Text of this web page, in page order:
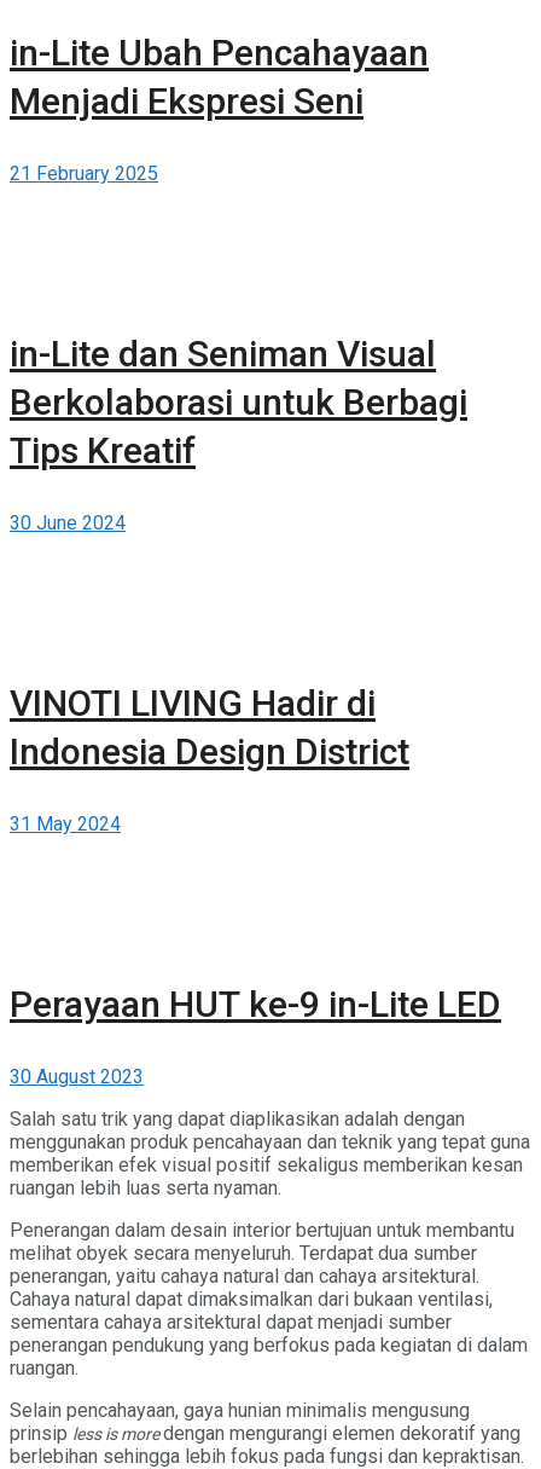
in-Lite Ubah Pencahayaan
Menjadi Ekspresi Seni
21 February 2025
in-Lite dan Seniman Visual
Berkolaborasi untuk Berbagi
Tips Kreatif
30 June 2024
VINOTI LIVING Hadir di
Indonesia Design District
31 May 2024
Perayaan HUT ke-9 in-Lite LED
30 August 2023
Salah satu trik yang dapat diaplikasikan adalah dengan
menggunakan produk pencahayaan dan teknik yang tepat guna
memberikan efek visual positif sekaligus memberikan kesan
ruangan lebih luas serta nyaman.
Penerangan dalam desain interior bertujuan untuk membantu
melihat obyek secara menyeluruh. Terdapat dua sumber
penerangan, yaitu cahaya natural dan cahaya arsitektural.
Cahaya natural dapat dimaksimalkan dari bukaan ventilasi,
sementara cahaya arsitektural dapat menjadi sumber
penerangan pendukung yang berfokus pada kegiatan di dalam
ruangan.
Selain pencahayaan, gaya hunian minimalis mengusung
prinsip less is moredengan mengurangi elemen dekoratif yang
berlebihan sehingga lebih fokus pada fungsi dan kepraktisan.